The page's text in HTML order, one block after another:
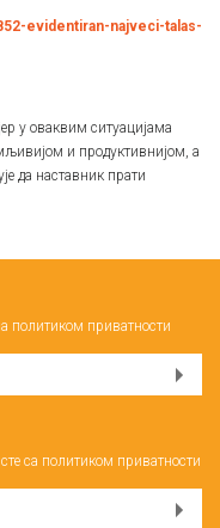
evidentiran-najveci-talas-
у оваквим ситуацијама
и продуктивнијом, а
да наставник прати
политиком приватности
са политиком приватности